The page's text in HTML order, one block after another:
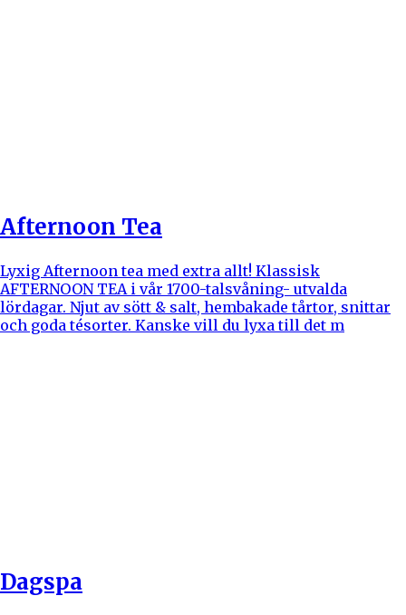
Afternoon Tea
Lyxig Afternoon tea med extra allt! Klassisk
AFTERNOON TEA i vår 1700-talsvåning- utvalda
lördagar. Njut av sött & salt, hembakade tårtor, snittar
och goda tésorter. Kanske vill du lyxa till det m
Dagspa